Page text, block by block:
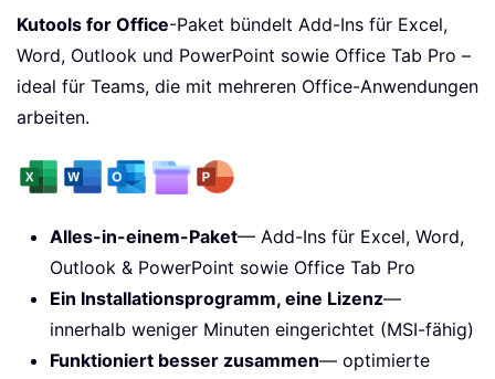
Kutools for Office-Paket bündelt Add-Ins für Excel,
Word, Outlook und PowerPoint sowie Office Tab Pro –
ideal für Teams, die mit mehreren Office-Anwendungen
arbeiten.
Alles-in-einem-Paket— Add-Ins für Excel, Word,
Outlook & PowerPoint sowie Office Tab Pro
Ein Installationsprogramm, eine Lizenz—
innerhalb weniger Minuten eingerichtet (MSI-fähig)
Funktioniert besser zusammen— optimierte